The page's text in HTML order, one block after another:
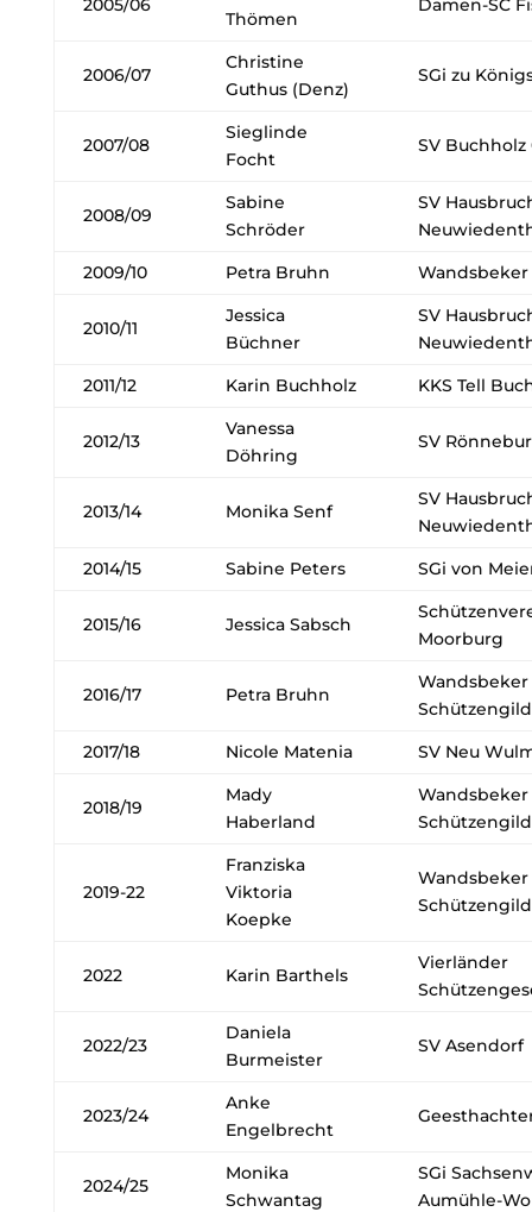
2005/06
Thömen
Damen-SC
2006/07
Christine
Guthus (Denz)
SGi zu
2007/08
Sieglinde
Focht
SV Buchholz
2008/09
Sabine
Schröder
SV
2009/10
Petra Bruhn Wandsbeker
2010/11
Jessica
Büchner
SV
2011/12
Karin Buchholz KKS Tell
2012/13
Vanessa
Döhring
SV
2013/14 Monika Senf
SV
2014/15
Sabine Peters SGi von
2015/16 Jessica Sabsch
Moorburg
2016/17 Petra Bruhn
Wandsbeker
2017/18
Nicole Matenia SV Neu
2018/19
Mady
Haberland
Wandsbeker
2019-22
Franziska
Viktoria
Koepke
Wandsbeker
2022 Karin Barthels
Vierländer
2022/23
Daniela
Burmeister
SV Asendorf
2023/24
Anke
Engelbrecht
2024/25
Monika
Schwantag
SGi
Aumühle-